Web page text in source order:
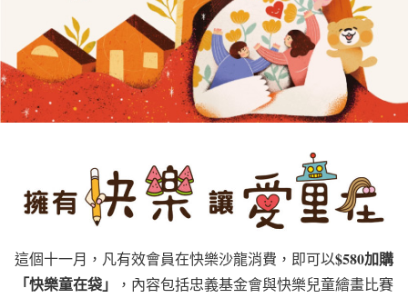
這個十一月，凡有效會員在快樂沙龍消費，即可以$580加購
「快樂童在袋」
，內容包括忠義基金會與快樂兒童繪畫比賽